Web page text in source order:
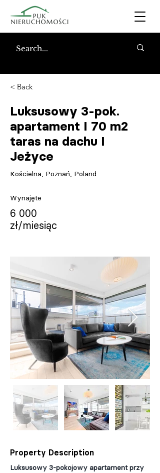
< Back
Luksusowy 3-pok.
apartament I 70 m2
taras na dachu I
Jeżyce
Kościelna, Poznań, Poland
Wynajęte
6 000
zł/miesiąc
Property Description
Luksusowy 3-pokojowy apartament przy